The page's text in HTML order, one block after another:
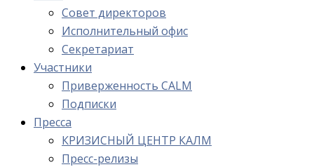
Cовет директоров
Исполнительный офис
Cекретариат
Участники
Приверженность CALM
Подписки
Пресса
КРИЗИСНЫЙ ЦЕНТР КАЛМ
Пресс-релизы